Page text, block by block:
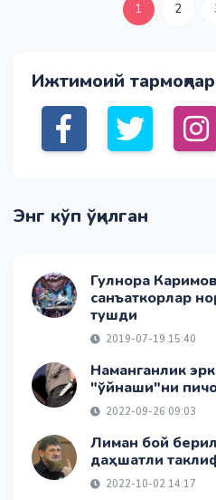
1 2
Ижтимоий тармоқлар
Энг кўп ўқилган
Гулнора
санъаткорлар
тушди
2019-07-19 15:40
Наманганлик
"ўйнаши"ни
2022-09-26 09:03
Лиман бой
даҳшатли
2022-10-02 14:17